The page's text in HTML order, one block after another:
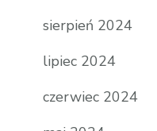
sierpień 2024
lipiec 2024
czerwiec 2024